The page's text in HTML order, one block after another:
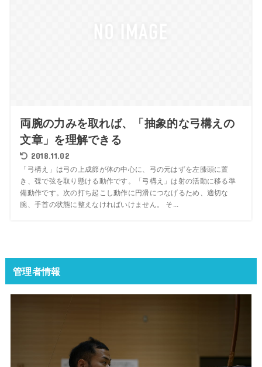
両腕の力みを取れば、「抽象的な弓構えの
文章」を理解できる
2018.11.02
「弓構え」は弓の上成節が体の中心に、弓の元はずを左膝頭に置
き、弽で弦を取り懸ける動作です。「弓構え」は射の活動に移る準
備動作です。次の打ち起こし動作に円滑につなげるため、適切な
腕、手首の状態に整えなければいけません。 そ...
管理者情報